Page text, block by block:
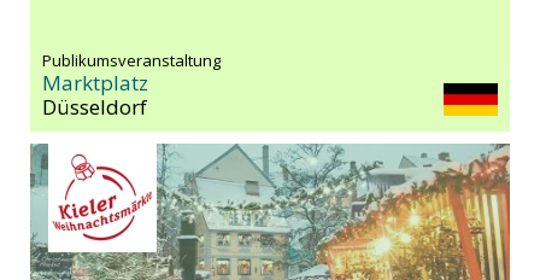
Publikumsveranstaltung
Marktplatz
Düsseldorf